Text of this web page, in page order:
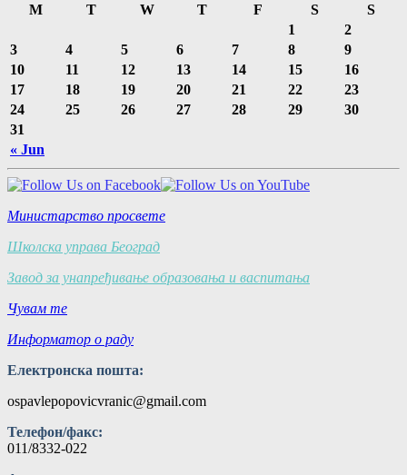
M
T W T F S S
« Jun
1
2
3
4 5 6 7 8
9
10
11 12 13 14 15
16
17
18 19 20 21 22
23
24
25 26 27 28 29
30
31
Министарство просвете
Школска управа Београд
Завод за унапређивање образовања и васпитања
Чувам те
Информатор о раду
Електронска пошта:
ospavlepopovicvranic@gmail.com
Телефон/факс:
011/8332-022